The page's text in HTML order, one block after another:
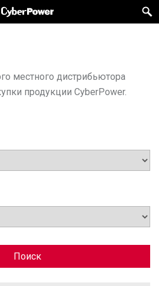
местного дистрибьютора
продукции CyberPower.
Поиск